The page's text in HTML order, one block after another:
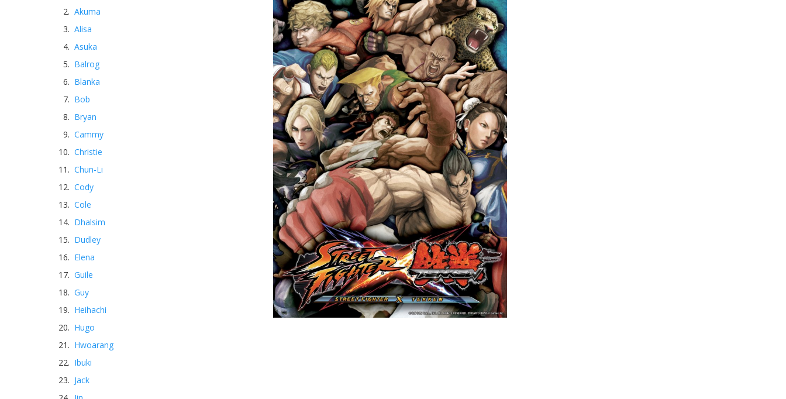
Akuma
Alisa
Asuka
Balrog
Blanka
Bob
Bryan
Cammy
Christie
Chun-Li
Cody
Cole
Dhalsim
Dudley
Elena
Guile
Guy
Heihachi
Hugo
Hwoarang
Ibuki
Jack